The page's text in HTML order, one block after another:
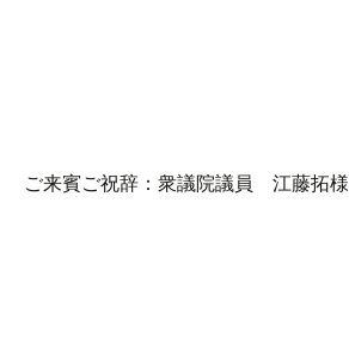
ご来賓ご祝辞：衆議院議員 江藤拓様